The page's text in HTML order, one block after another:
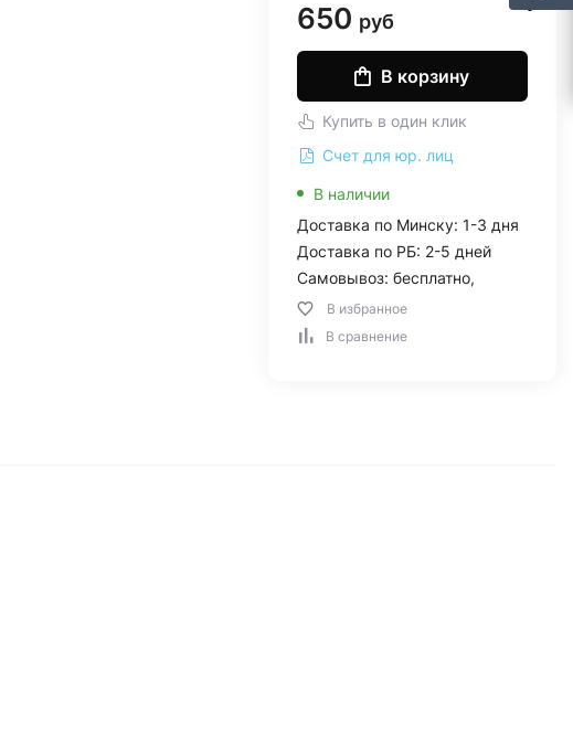
650 руб
В корзину
Купить в один клик
Счет для юр. лиц
В наличии
Доставка по Минску: 1-3 дня
Доставка по РБ: 2-5 дней
Самовывоз: бесплатно,
В избранное
В сравнение